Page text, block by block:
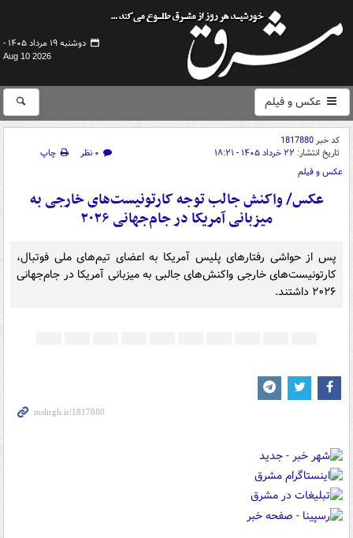
دوشنبه ۱۹ مرداد ۱۴۰۵ -
Aug 10 2026
عکس و فیلم
کد خبر1817880
تاریخ انتشار: ۲۲ خرداد ۱۴۰۵ - ۱۸:۲۱ ۰ نظر
چاپ
عکس و فیلم
عکس/ واکنش جالب توجه کارتونیست‌های خارجی به
میزبانی آمریکا در جام‌جهانی ۲۰۲۶
پس از حواشی رفتارهای پلیس آمریکا به اعضای تیم‌های ملی فوتبال،
کارتونیست‌های خارجی واکنش‌های جالبی به میزبانی آمریکا در جام‌جهانی
۲۰۲۶ داشتند.